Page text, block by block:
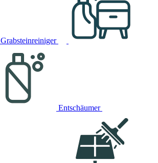
Grabsteinreiniger
Entschäumer